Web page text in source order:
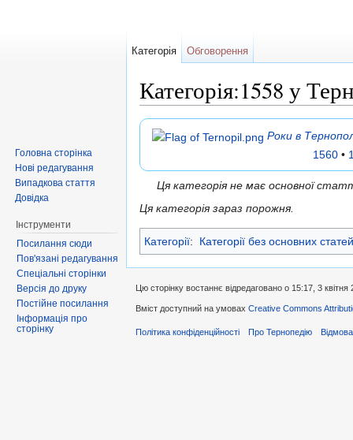
Категорія:1558 у
Роки в
1560 •
Ця категорія не має основної
Ця категорія зараз порожня.
Категорії: Категорії без основних статей
Категорія Обговорення
Головна сторінка
Нові редагування
Випадкова стаття
Довідка
Інструменти
Посилання сюди
Пов'язані редагування
Спеціальні сторінки
Версія до друку
Постійне посилання
Інформація про
сторінку
Цю сторінку востаннє відредаговано о 15:17, 3 квітня
Вміст доступний на умовах Creative Commons
Політика конфіденційності Про Тернопедію